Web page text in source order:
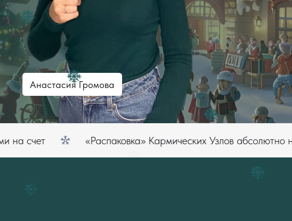
Анастасия Громова
«Распаковка» Кармических Узлов абсолютно новым